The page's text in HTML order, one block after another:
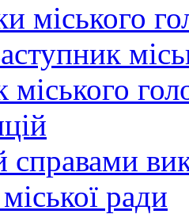
міського
міського
ради